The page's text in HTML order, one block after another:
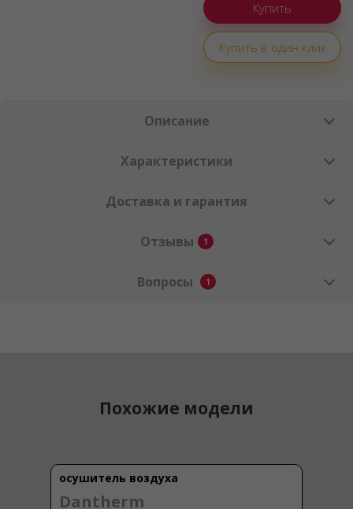
Купить в один клик
Описание
Характеристики
Доставка и гарантия
Отзывы 1
Вопросы 1
Похожие модели
осушитель воздуха
Dantherm